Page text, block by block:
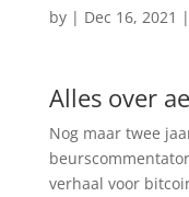
by | Dec 16, 2021
Alles over
Nog maar twee
verhaal voor